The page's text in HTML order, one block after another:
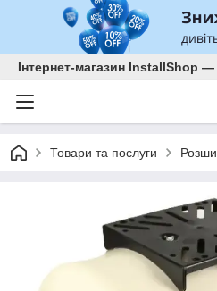
Інтернет-магазин InstallShop
Товари та послуги